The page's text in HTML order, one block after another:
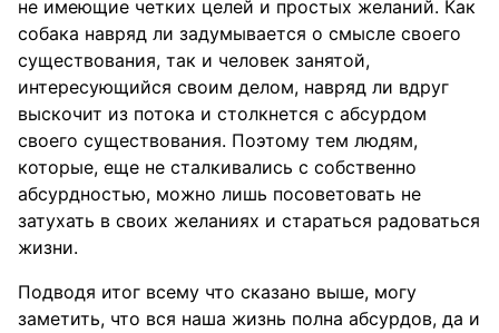
не имеющие четких целей и простых желаний. Как
собака навряд ли задумывается о смысле своего
существования, так и человек занятой,
интересующийся своим делом, навряд ли вдруг
выскочит из потока и столкнется с абсурдом
своего существования. Поэтому тем людям,
которые, еще не сталкивались с собственно
абсурдностью, можно лишь посоветовать не
затухать в своих желаниях и стараться радоваться
жизни.
Подводя итог всему что сказано выше, могу
заметить, что вся наша жизнь полна абсурдов, да и